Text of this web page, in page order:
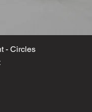
Schnellansicht
- Circles